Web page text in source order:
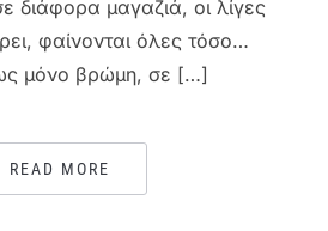
διάφορα μαγαζιά, οι λίγες
φαίνονται όλες τόσο…
μόνο βρώμη, σε […]
READ MORE